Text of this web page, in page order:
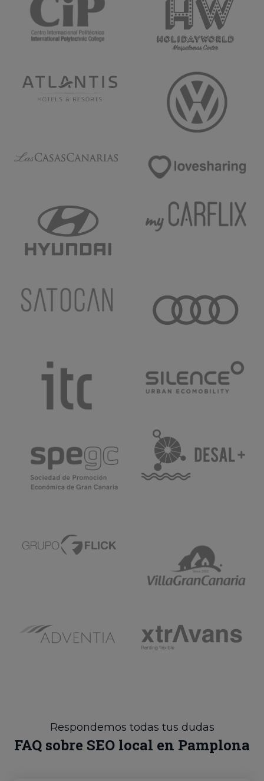
Respondemos todas tus dudas
FAQ sobre SEO local en Pamplona